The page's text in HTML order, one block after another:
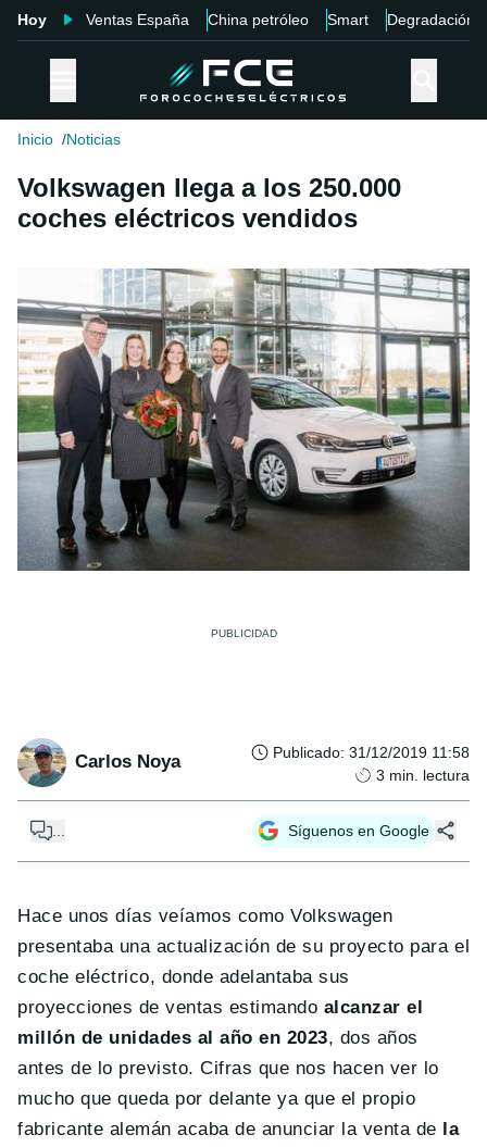
Hoy Ventas España China petróleo Smart Degradación
Inicio Noticias
Volkswagen llega a los 250.000
coches eléctricos vendidos
Carlos Noya Publicado: 31/12/2019 11:58
3 min. lectura
Síguenos en Google
Hace unos días veíamos como Volkswagen
presentaba una actualización de su proyecto para el
coche eléctrico, donde adelantaba sus
proyecciones de ventas estimando alcanzar el
millón de unidades al año en 2023, dos años
antes de lo previsto. Cifras que nos hacen ver lo
mucho que queda por delante ya que el propio
fabricante alemán acaba de anunciar la venta de la